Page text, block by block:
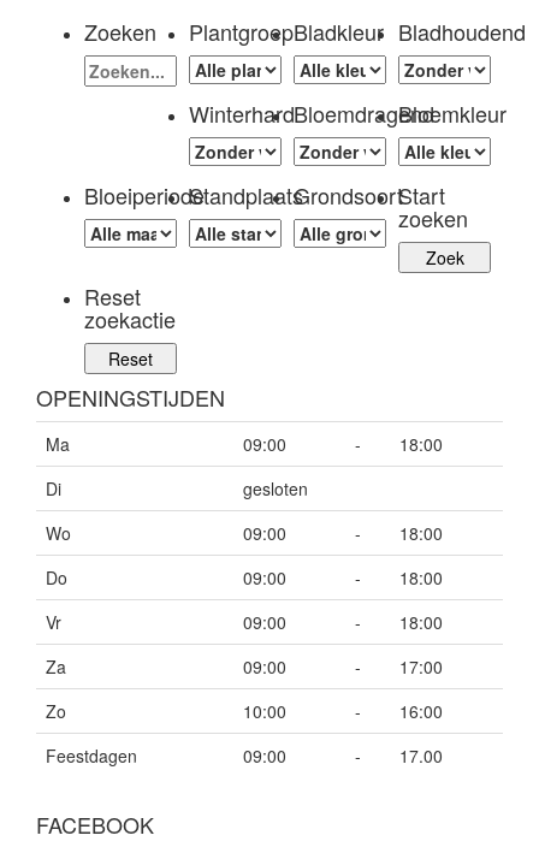
Zoeken PlantgroepBladkleur Bladhoudend
WinterhardBloemdragendBloemkleur
BloeiperiodeStandplaatsGrondsoortStart
zoeken
Reset
zoekactie
OPENINGSTIJDEN
Ma 09:00 -
18:00
Di
gesloten
Wo
09:00 -
18:00
Do
09:00 -
18:00
Vr
09:00 -
18:00
Za
09:00 -
17:00
Zo
10:00 -
16:00
Feestdagen
09:00 - 17.00
FACEBOOK